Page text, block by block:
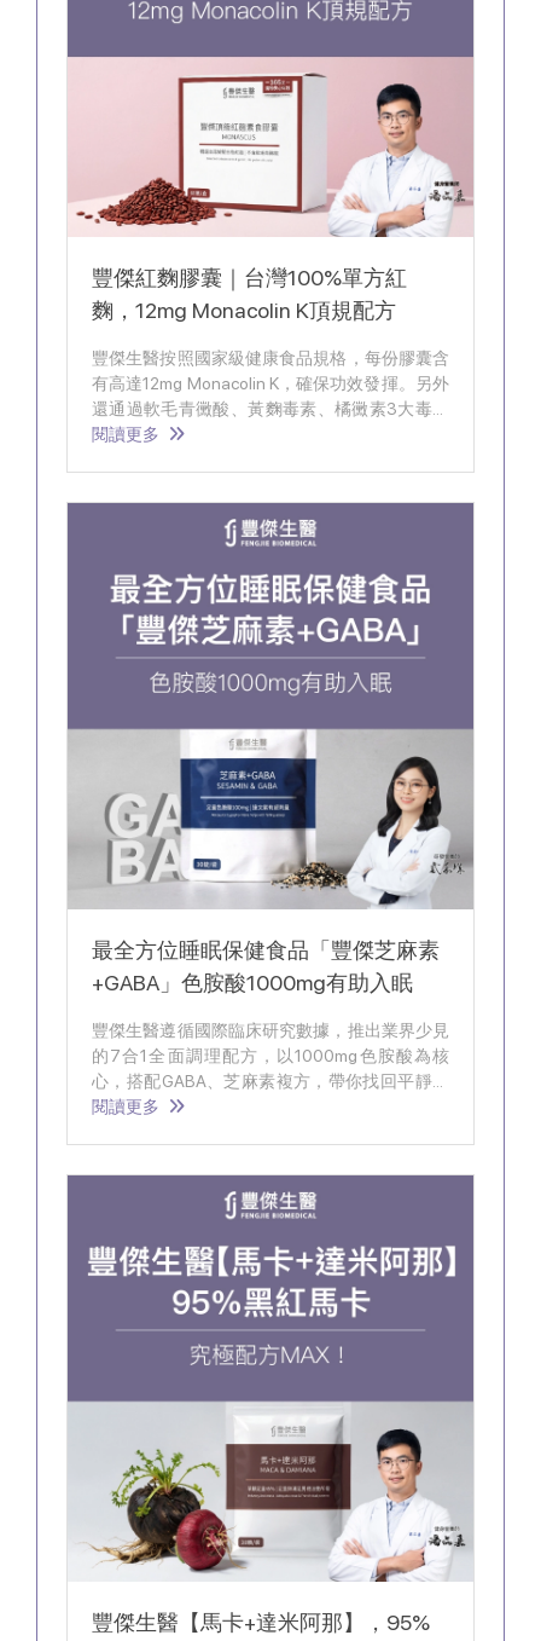
豐傑紅麴膠囊｜台灣100%單方紅
麴，12mg Monacolin K頂規配方
豐傑生醫按照國家級健康食品規格，每份膠囊含
有高達12mg Monacolin K，確保功效發揮。另外
還通過軟毛青黴酸、黃麴毒素、橘黴素3大毒素
檢驗，建立食安防禦系統，讓你吃的安心有感。
閱讀更多
最全方位睡眠保健食品「豐傑芝麻素
+GABA」色胺酸1000mg有助入眠
豐傑生醫遵循國際臨床研究數據，推出業界少見
的7合1全面調理配方，以1000mg色胺酸為核
心，搭配GABA、芝麻素複方，帶你找回平靜的
生活節奏，有助入眠。
閱讀更多
豐傑生醫【馬卡+達米阿那】，95%